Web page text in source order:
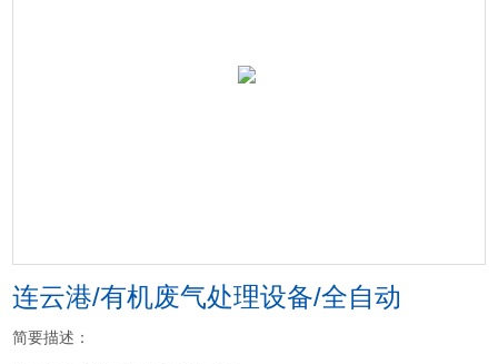
连云港/有机废气处理设备/全自动
简要描述：